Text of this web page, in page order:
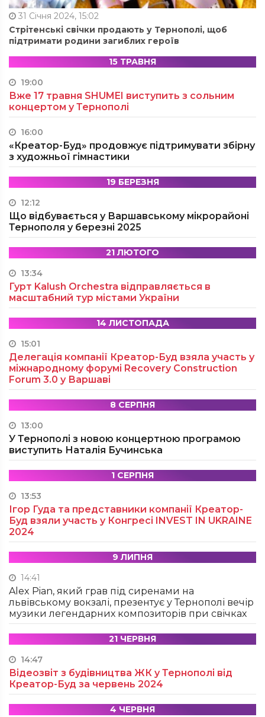
31 Січня 2024, 15:02
Стрітенські свічки продають у Тернополі, щоб
підтримати родини загиблих героїв
15 ТРАВНЯ
19:00
Вже 17 травня SHUMEI виступить з сольним
концертом у Тернополі
16:00
«Креатор-Буд» продовжує підтримувати збірну
з художньої гімнастики
19 БЕРЕЗНЯ
12:12
Що відбувається у Варшавському мікрорайоні
Тернополя у березні 2025
21 ЛЮТОГО
13:34
Гурт Kalush Orchestra відправляється в
масштабний тур містами України
14 ЛИСТОПАДА
15:01
Делегація компанії Креатор-Буд взяла участь у
міжнародному форумі Recovery Construction
Forum 3.0 у Варшаві
8 СЕРПНЯ
13:00
У Тернополі з новою концертною програмою
виступить Наталія Бучинська
1 СЕРПНЯ
13:53
Ігор Гуда та представники компанії Креатор-
Буд взяли участь у Конгресі INVEST IN UKRAINE
2024
9 ЛИПНЯ
14:41
Alex Pian, який грав під сиренами на
львівському вокзалі, презентує у Тернополі вечір
музики легендарних композиторів при свічках
21 ЧЕРВНЯ
14:47
Відеозвіт з будівництва ЖК у Тернополі від
Креатор-Буд за червень 2024
4 ЧЕРВНЯ